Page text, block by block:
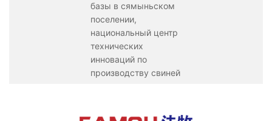
базы в сямыньском
поселении,
национальный центр
технических
инноваций по
производству свиней